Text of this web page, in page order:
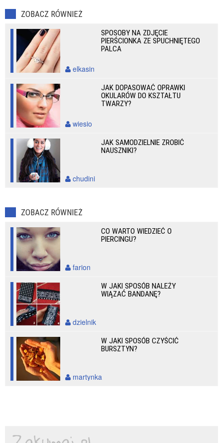
ZOBACZ RÓWNIEŻ
SPOSOBY NA ZDJĘCIE
PIERŚCIONKA ZE SPUCHNIĘTEGO
PALCA
elkasin
JAK DOPASOWAĆ OPRAWKI
OKULARÓW DO KSZTAŁTU
TWARZY?
wiesio
JAK SAMODZIELNIE ZROBIĆ
NAUSZNIKI?
chudini
ZOBACZ RÓWNIEŻ
CO WARTO WIEDZIEĆ O
PIERCINGU?
farion
W JAKI SPOSÓB NALEŻY
WIĄZAĆ BANDANĘ?
dzielnik
W JAKI SPOSÓB CZYŚCIĆ
BURSZTYN?
martynka